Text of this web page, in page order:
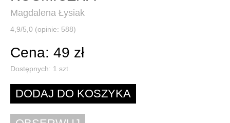
Magdalena Łysiak
4,9/5,0 (opinie: 588)
Cena: 49 zł
Dostępnych: 1 szt.